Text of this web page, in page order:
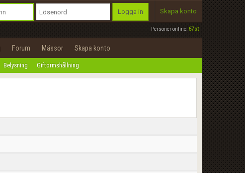
Personer online:67st
Logga in Skapa konto
Forum Mässor Skapa konto
Belysning Giftormshållning